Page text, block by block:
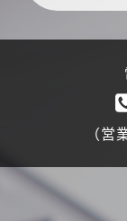
（